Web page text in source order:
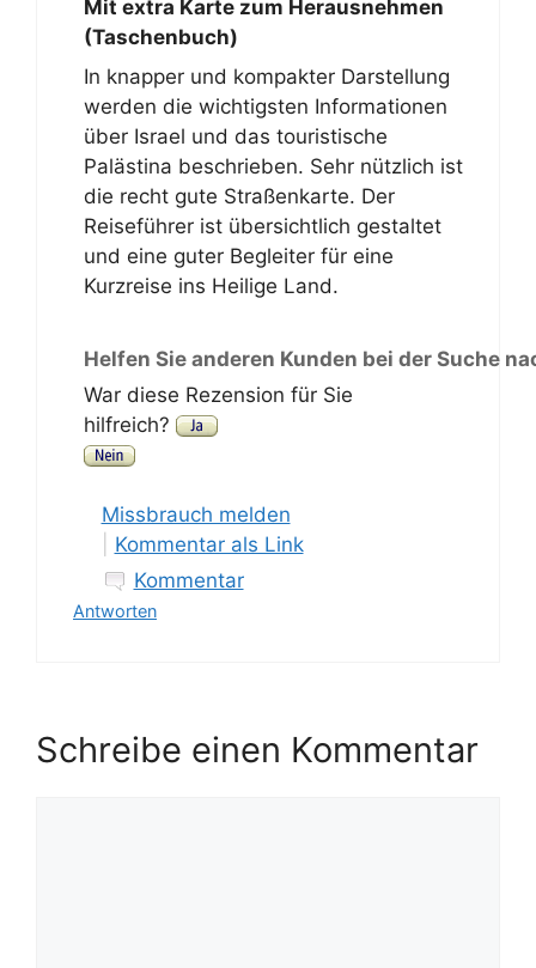
Mit extra Karte zum Herausnehmen
(Taschenbuch)
In knapper und kompakter Darstellung
werden die wichtigsten Informationen
über Israel und das touristische
Palästina beschrieben. Sehr nützlich ist
die recht gute Straßenkarte. Der
Reiseführer ist übersichtlich gestaltet
und eine guter Begleiter für eine
Kurzreise ins Heilige Land.
Helfen Sie anderen Kunden bei der Suche
War diese Rezension für Sie
hilfreich?
Missbrauch melden
Kommentar als Link
Kommentar
Antworten
Schreibe einen Kommentar